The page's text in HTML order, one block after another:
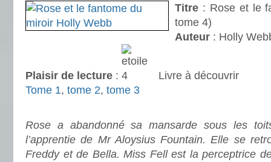
Titre : Rose et le
tome 4)
Auteur : Holly
Plaisir de lecture :
Livre à découvrir
Tome 1, tome 2, tome 3
Rose a abandonné sa mansarde sous les
l’apprentie de Mr Aloysius Fountain. Elle se
Freddy et de Bella. Miss Fell est la perceptrice